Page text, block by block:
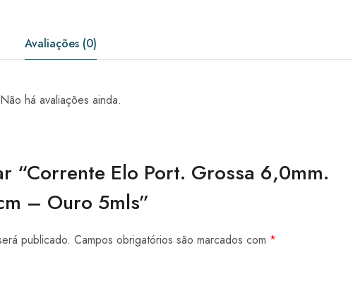
Avaliações (0)
Não há avaliações ainda.
“Corrente Elo Port. Grossa 6,0mm.
– Ouro 5mls”
publicado. Campos obrigatórios são marcados com *